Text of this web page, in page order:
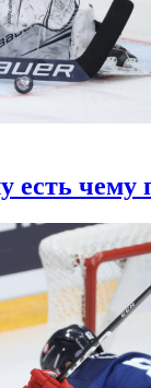
есть чему